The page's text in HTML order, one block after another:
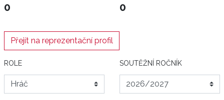
0 0
Přejít na reprezentační profil
ROLE SOUTĚŽNÍ ROČNÍK